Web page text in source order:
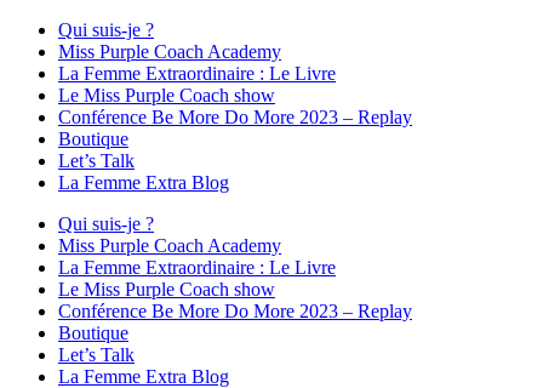
Qui suis-je ?
Miss Purple Coach Academy
La Femme Extraordinaire : Le Livre
Le Miss Purple Coach show
Conférence Be More Do More 2023 – Replay
Boutique
Let’s Talk
La Femme Extra Blog
Qui suis-je ?
Miss Purple Coach Academy
La Femme Extraordinaire : Le Livre
Le Miss Purple Coach show
Conférence Be More Do More 2023 – Replay
Boutique
Let’s Talk
La Femme Extra Blog